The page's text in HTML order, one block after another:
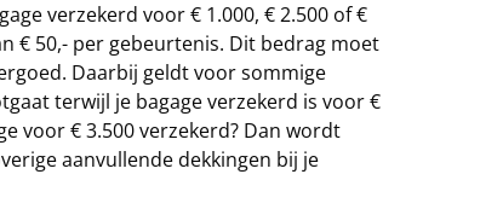
verzekerd voor € 1.000, € 2.500 of €
€ 50,- per gebeurtenis. Dit bedrag moet
Daarbij geldt voor sommige
terwijl je bagage verzekerd is voor €
voor € 3.500 verzekerd? Dan wordt
aanvullende dekkingen bij je